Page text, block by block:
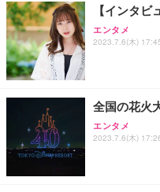
【インタ
エンタメ
2023.7.6(木)
全国の花火
エンタメ
2023.7.6(木)